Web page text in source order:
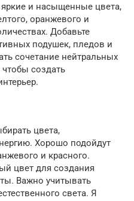
и насыщенные цвета,
оранжевого и
Добавьте
подушек, пледов и
сочетание нейтральных
создать
цвета,
Хорошо подойдут
и красного.
цвет для создания
Важно учитывать
света. Я